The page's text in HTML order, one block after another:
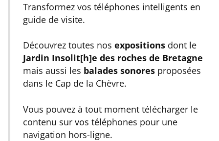
Transformez vos téléphones intelligents en
guide de visite.
Découvrez toutes nosexpositions dont le
Jardin Insolit[h]e des roches de Bretagne
mais aussi les balades sonores proposées
dans le Cap de la Chèvre.
Vous pouvez à tout moment télécharger le
contenu sur vos téléphones pour une
navigation hors-ligne.